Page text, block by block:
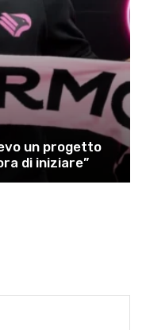
un progetto
di iniziare”